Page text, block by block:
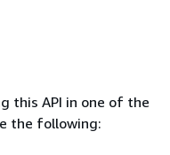
this API in one of the
the following: